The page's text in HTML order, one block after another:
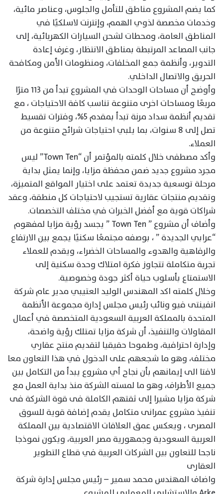
كما يضم المشروع مناطق للتأمل والجلوس، وعناصر مائية،
وخدمات مخصصة لذوي الهمم، وإنترنت لاسلكيًا في
المناطق العامة، ومحطات لشحن السيارات الكهربائية، إلى
جانب المصاعد المرتبطة بمناطق الانتظار، وغرف إعادة
التدوير، وأنظمة جمع المخلفات، ومنظومات الأمن ومكافحة
الحريق والاتصال الداخلي.
وأوضح أن مساحات الوحدات في المشروع تبدأ من ١١٣ مترًا
مربعًا ومساحات اخرى متنوعة تناسب كافة الاحتياجات ، مع
تقديم أنظمة سداد مرنة تبدأ بمقدم 5%، وفترات تقسيط
تصل إلى 8 سنوات، بما يلبي احتياجات شرائح متنوعة من
العملاء.
وأكد مصطفى خلال كلمته بالمؤتمر أن “Town Ten” ليس
مجرد مشروع جديد ضمن محفظة مزايا، وإنما يمثل بداية
مرحلة توسعية جديدة تعتمد على اختيار المواقع المتميزة،
وتقديم منتجات عقارية تستجيب لاحتياجات كل منطقة، وعقد
شراكات قوية مع أفضل الخبرات في مختلف التخصصات.
وأضاف أن مشروع ” Town Ten ” يجسد رؤية مزايا لمفهوم
“عرابي الجديدة ” ، بوصفه مجتمعًا سكنيًا يجمع بين الارتفاع
والرفاهية والهدوء والمساحات الخضراء، ويقدم للعملاء
تجربة متكاملة تتجاوز فكرة امتلاك وحدة سكنية إلى
الاستمتاع بأسلوب حياة أكثر جودة وخصوصية.
وخلال كلمته اكد المهندس الوليد العتيبي مدير عام شركة
انفينتى فيو ونائب رئيس مجلس إدارة مجموعة الأنظمة
المتحدة بالمملكة العربية السعودية المتخصصة في أعمال
المقاولات والتنفيذ، أن شركة مزايا تمتلك رؤية واضحة،
وإدارة احترافية، وطموحا حقيقيا لتقديم منتج عقاري
مختلف، وهو ما شجعهم على الدخول في هذا التعاون معا
لافتا الى إيمانهم بأن نجاح أي مشروع يبدأ من التكامل بين
جميع الأطراف، وهو ما لمسته الشركة منذ بداية العمل مع
شركة مزايا مشيرا إلى ثقتهم الكاملة فى قوة الشركة فى
تنفيذ مشروع عمرانى متكامل يقدم إضافة قوية للسوق
المصرى ، ويعكس عمق العلاقات الاقتصادية بين المملكة
العربية السعودية وجمهورية مصر العربية، ويكون نموذجا
ناجحا للتعاون بين الشركات العربية في قطاع التطوير
العقارى
واضاف المهندس محمد سمير – رئيس مجلس إدارة شركة